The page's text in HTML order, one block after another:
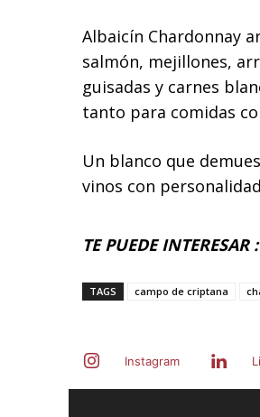
Albaicín Chardonnay
salmón, mejillones,
guisadas y carnes
tanto para comidas
Un blanco que
vinos con
TE PUEDE INTERESAR :
TAGS campo de criptana
Instagram